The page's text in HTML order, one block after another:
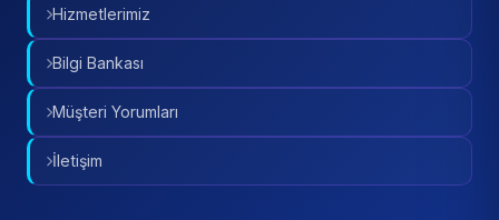
Hizmetlerimiz
Bilgi Bankası
Müşteri Yorumları
İletişim